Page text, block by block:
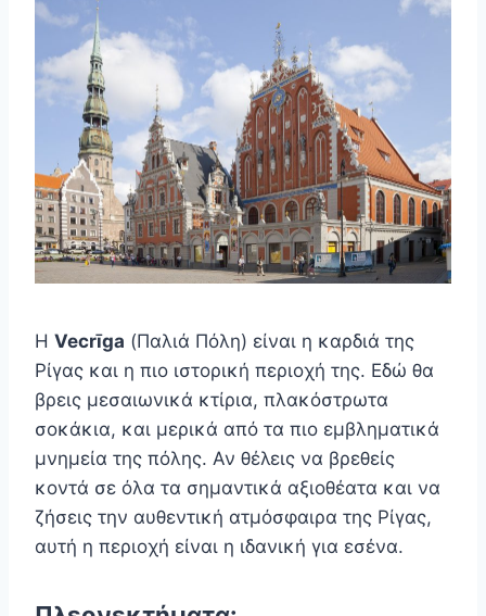
Η Vecrīga (Παλιά Πόλη) είναι η καρδιά της
Ρίγας και η πιο ιστορική περιοχή της. Εδώ θα
βρεις μεσαιωνικά κτίρια, πλακόστρωτα
σοκάκια, και μερικά από τα πιο εμβληματικά
μνημεία της πόλης. Αν θέλεις να βρεθείς
κοντά σε όλα τα σημαντικά αξιοθέατα και να
ζήσεις την αυθεντική ατμόσφαιρα της Ρίγας,
αυτή η περιοχή είναι η ιδανική για εσένα.